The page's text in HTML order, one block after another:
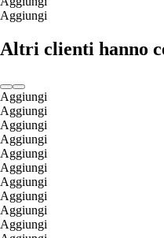
Aggiungi
Altri clienti hanno
Aggiungi
Aggiungi
Aggiungi
Aggiungi
Aggiungi
Aggiungi
Aggiungi
Aggiungi
Aggiungi
Aggiungi